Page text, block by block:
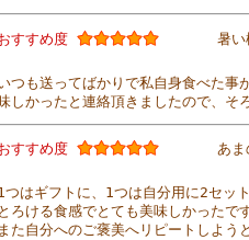
すすめ度 暑い
つも送ってばかりで私自身食べた事
しかったと連絡頂きましたので、そ
すすめ度 あま
つはギフトに、1つは自分用に2セッ
ろける食感でとても美味しかったで
た自分へのご褒美へリピートしよう